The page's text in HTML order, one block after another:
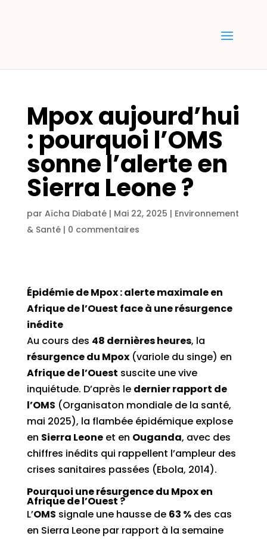
Mpox aujourd’hui
: pourquoi l’OMS
sonne l’alerte en
Sierra Leone ?
par Aïcha Diabaté| Mai 22, 2025 | Environnement
& Santé| 0 commentaires
Épidémie de Mpox : alerte maximale en
Afrique de l’Ouest face à une résurgence
inédite
Au cours des 48 dernières heures, la
résurgence du Mpox(variole du singe) en
Afrique de l’Ouest suscite une vive
inquiétude. D’après le dernier rapport de
l’OMS (Organisaton mondiale de la santé,
mai 2025), la flambée épidémique explose
en Sierra Leoneet en Ouganda, avec des
chiffres inédits qui rappellent l’ampleur des
crises sanitaires passées (Ebola, 2014).
Pourquoi une résurgence du Mpox en
Afrique de l’Ouest ?
L’OMS signale une hausse de 63 %des cas
en Sierra Leone par rapport à la semaine